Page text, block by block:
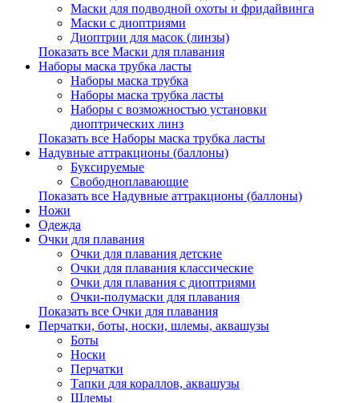
Маски для подводной охоты и фридайвинга
Маски с диоптриями
Диоптрии для масок (линзы)
Показать все Маски для плавания
Наборы маска трубка ласты
Наборы маска трубка
Наборы маска трубка ласты
Наборы с возможностью установки
диоптрических линз
Показать все Наборы маска трубка ласты
Надувные аттракционы (баллоны)
Буксируемые
Свободноплавающие
Показать все Надувные аттракционы (баллоны)
Ножи
Одежда
Очки для плавания
Очки для плавания детские
Очки для плавания классические
Очки для плавания с диоптриями
Очки-полумаски для плавания
Показать все Очки для плавания
Перчатки, боты, носки, шлемы, аквашузы
Боты
Носки
Перчатки
Тапки для кораллов, аквашузы
Шлемы